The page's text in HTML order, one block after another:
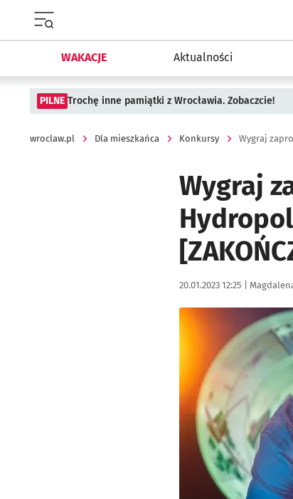
WAKACJE Aktualności
PILNE Trochę inne pamiątki z Wrocławia. Zobaczcie!
wroclaw.pl Dla mieszkańca Konkursy
Wygraj
Data publikacji:
20.01.2023 12:25 | Autor:
Kliknij, aby